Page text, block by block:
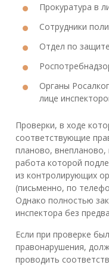
Прокуратура в
Сотрудники
Отдел по
Органы
лице
Проверки, в ходе
соответствующие
планово,
работа которой
из контролирующих
(письменно, по
Однако полностью
инспектора без
Если при проверке
правонарушения,
проводить